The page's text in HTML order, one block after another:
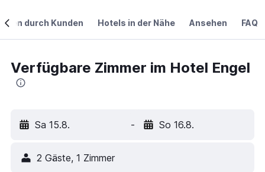
durch Kunden Hotels in der Nähe Ansehen FAQ
Verfügbare Zimmer im Hotel Engel
Sa 15.8. - So 16.8.
2 Gäste, 1 Zimmer